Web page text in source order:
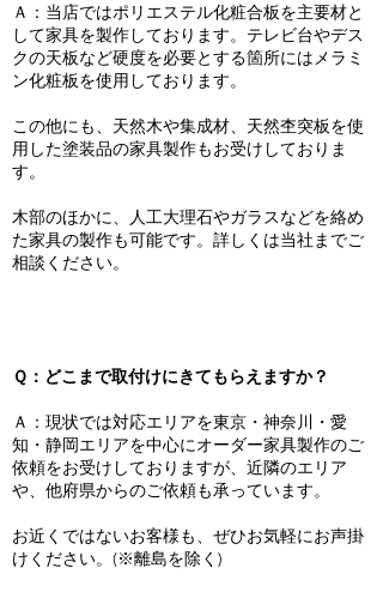
Ａ：当店ではポリエステル化粧合板を主要材と
して家具を製作しております。テレビ台やデス
クの天板など硬度を必要とする箇所にはメラミ
ン化粧板を使用しております。
この他にも、天然木や集成材、天然杢突板を使
用した塗装品の家具製作もお受けしておりま
す。
木部のほかに、人工大理石やガラスなどを絡め
た家具の製作も可能です。詳しくは当社までご
相談ください。
Ｑ：どこまで取付けにきてもらえますか？
Ａ：現状では対応エリアを東京・神奈川・愛
知・静岡エリアを中心にオーダー家具製作のご
依頼をお受けしておりますが、近隣のエリア
や、他府県からのご依頼も承っています。
お近くではないお客様も、ぜひお気軽にお声掛
けください。(※離島を除く)